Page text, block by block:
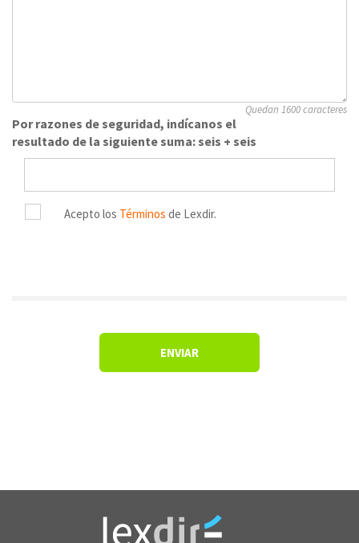
Quedan 1600 caracteres
Por razones de seguridad, indícanos el
resultado de la siguiente suma: seis + seis
Acepto los Términos de Lexdir.